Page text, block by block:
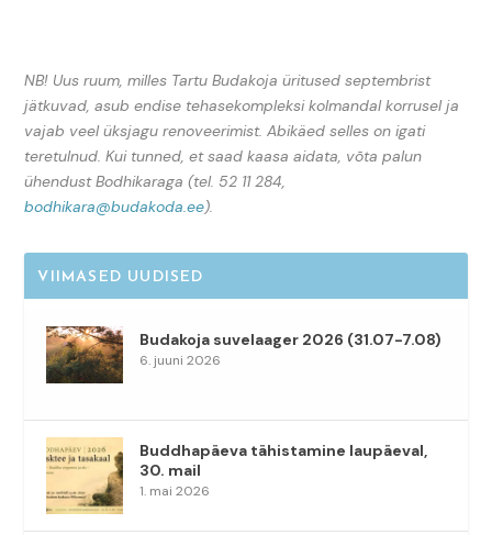
NB! Uus ruum, milles Tartu Budakoja üritused septembrist
jätkuvad, asub endise tehasekompleksi kolmandal korrusel ja
vajab veel üksjagu renoveerimist. Abikäed selles on igati
teretulnud. Kui tunned, et saad kaasa aidata, võta palun
ühendust Bodhikaraga (tel. 52 11 284,
bodhikara@budakoda.ee).
VIIMASED UUDISED
Budakoja suvelaager 2026 (31.07-7.08)
6. juuni 2026
Buddhapäeva tähistamine laupäeval,
30. mail
1. mai 2026